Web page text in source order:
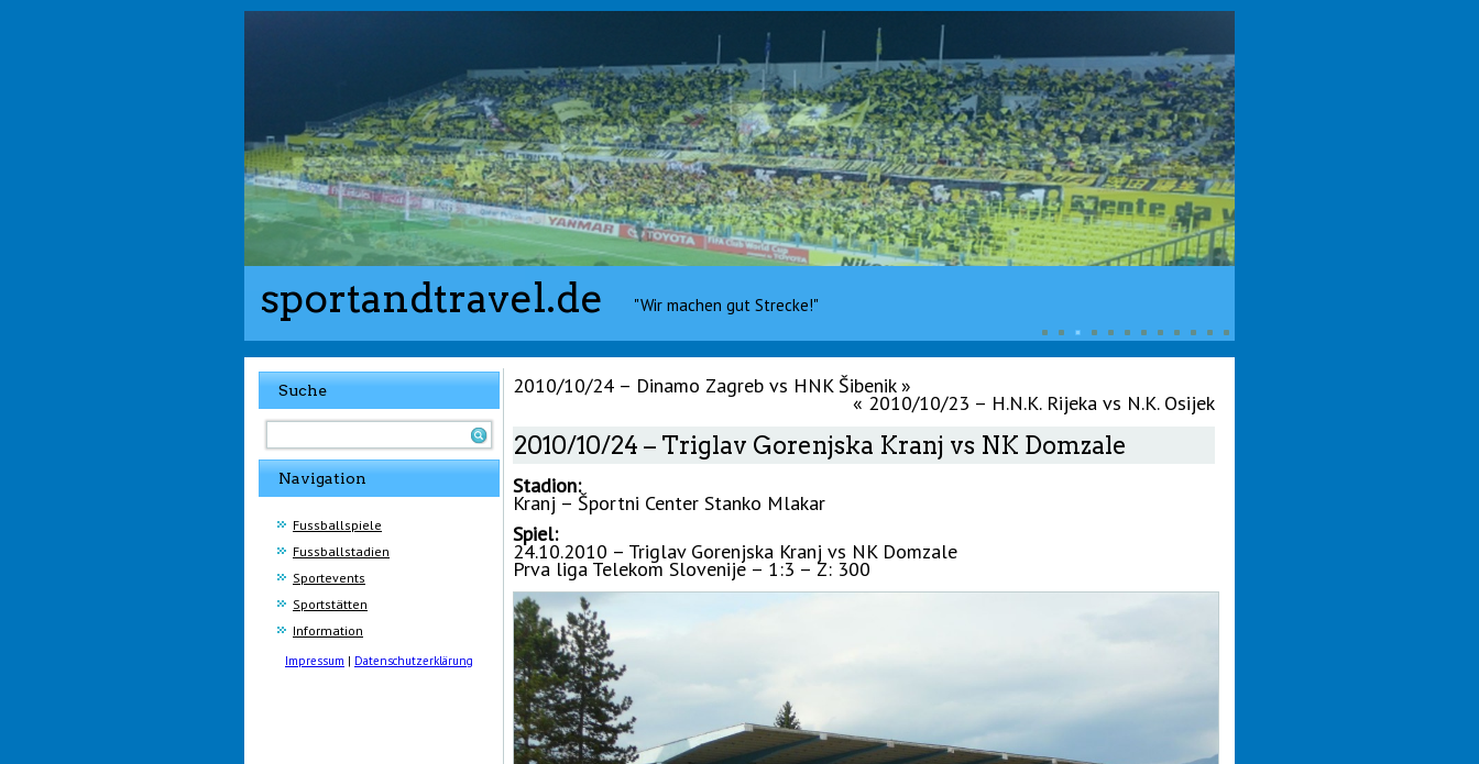
sportandtravel.de "Wir machen gut Strecke!"
Suche
Navigation
Fussballspiele
Fussballstadien
Sportevents
Sportstätten
Information
Impressum | Datenschutzerklärung
2010/10/24 – Dinamo Zagreb vs HNK Šibenik»
« 2010/10/23 – H.N.K. Rijeka vs N.K. Osijek
2010/10/24 – Triglav Gorenjska Kranj vs NK Domzale
Stadion:
Kranj – Športni Center Stanko Mlakar
Spiel:
24.10.2010 – Triglav Gorenjska Kranj vs NK Domzale
Prva liga Telekom Slovenije – 1:3 – Z: 300